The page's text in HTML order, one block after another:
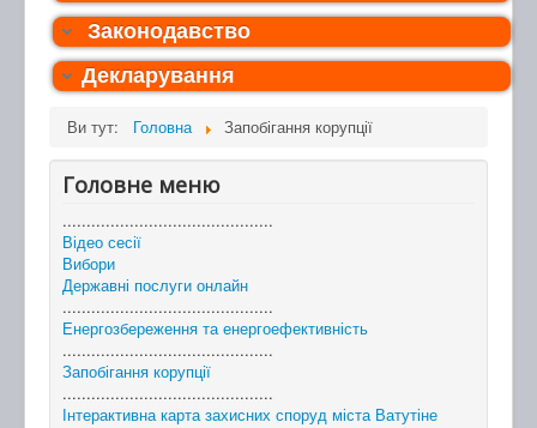
Законодавство
Інформація для депутатів щодо конфлікту інтересів
Декларування
Наказ №168/19 від 12.12.2019 Про затвердження змін
до рішення Національного агенства з питань
запобігання корупції від 10 червня 2016 року № 3
Ви тут: Головна Запобігання корупції
Головне меню
............................................
Відео сесії
Вибори
Державні послуги онлайн
............................................
Енергозбереження та енергоефективність
............................................
Запобігання корупції
............................................
Інтерактивна карта захисних споруд міста Ватутіне